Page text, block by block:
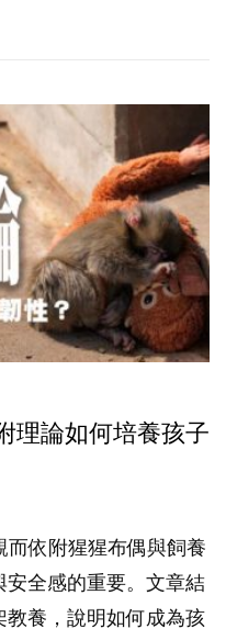
理論如何培養孩子
而依附猩猩布偶與飼養
安全感的重要。文章結
養，說明如何成為孩